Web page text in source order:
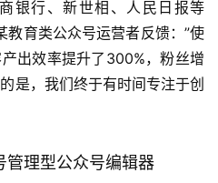
银行、新世相、人民日报等
育类公众号运营者反馈：”使
出效率提升了300%，粉丝增
是，我们终于有时间专注于创
管理型公众号编辑器